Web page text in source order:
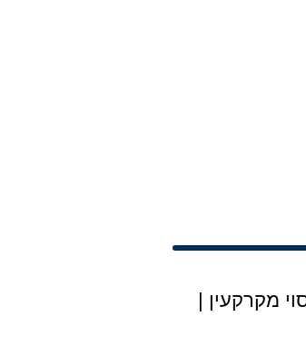
מקרקעין |